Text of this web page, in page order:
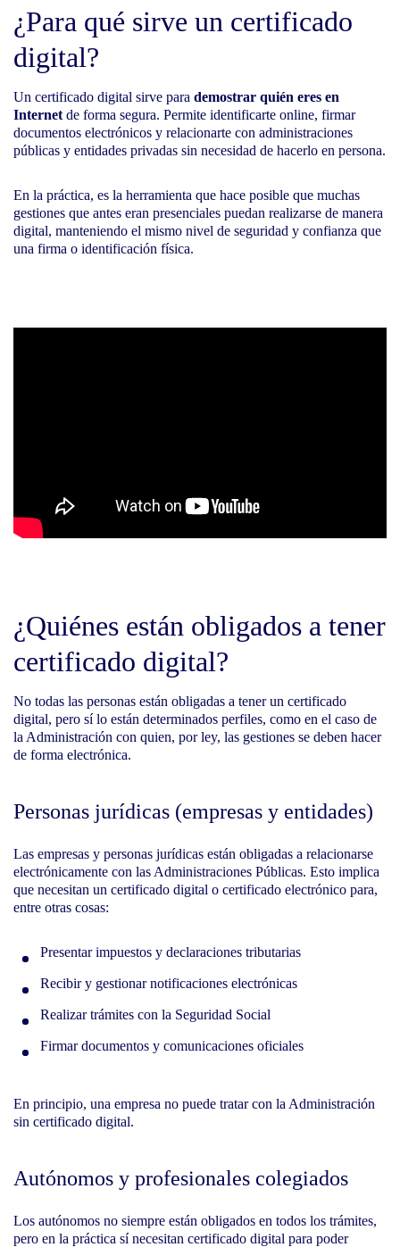
¿Para qué sirve un certificado
digital?
Un certificado digital sirve para demostrar quién eres en
Internet de forma segura. Permite identificarte online, firmar
documentos electrónicos y relacionarte con administraciones
públicas y entidades privadas sin necesidad de hacerlo en persona.
En la práctica, es la herramienta que hace posible que muchas
gestiones que antes eran presenciales puedan realizarse de manera
digital, manteniendo el mismo nivel de seguridad y confianza que
una firma o identificación física.
¿Quiénes están obligados a tener
certificado digital?
No todas las personas están obligadas a tener un certificado
digital, pero sí lo están determinados perfiles, como en el caso de
la Administración con quien, por ley, las gestiones se deben hacer
de forma electrónica.
Personas jurídicas (empresas y entidades)
Las empresas y personas jurídicas están obligadas a relacionarse
electrónicamente con las Administraciones Públicas. Esto implica
que necesitan un certificado digital o certificado electrónico para,
entre otras cosas:
Presentar impuestos y declaraciones tributarias
Recibir y gestionar notificaciones electrónicas
Realizar trámites con la Seguridad Social
Firmar documentos y comunicaciones oficiales
En principio, una empresa no puede tratar con la Administración
sin certificado digital.
Autónomos y profesionales colegiados
Los autónomos no siempre están obligados en todos los trámites,
pero en la práctica sí necesitan certificado digital para poder